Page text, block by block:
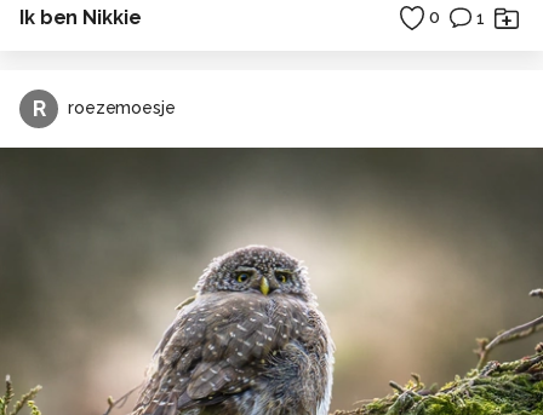
Ik ben Nikkie 0 1
R roezemoesje